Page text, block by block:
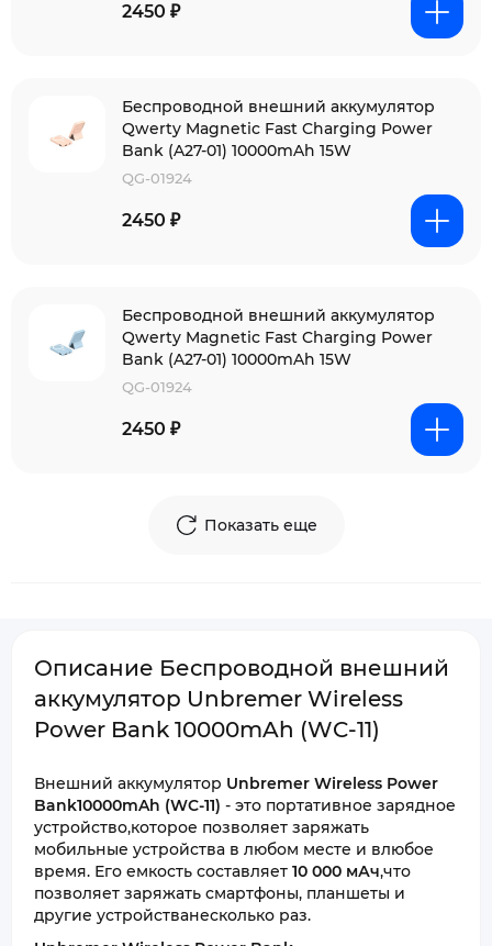
2450 ₽
Беспроводной внешний аккумулятор
Qwerty Magnetic Fast Charging Power
Bank (A27-01) 10000mAh 15W
QG-01924
2450 ₽
Беспроводной внешний аккумулятор
Qwerty Magnetic Fast Charging Power
Bank (A27-01) 10000mAh 15W
QG-01924
2450 ₽
Показать еще
Описание Беспроводной внешний
аккумулятор Unbremer Wireless
Power Bank 10000mAh (WC-11)
Внешний аккумулятор Unbremer Wireless Power
Bank10000mAh (WC-11) - это портативное зарядное
устройство,которое позволяет заряжать
мобильные устройства в любом месте и влюбое
время. Его емкость составляет 10 000 мАч,что
позволяет заряжать смартфоны, планшеты и
другие устройстванесколько раз.